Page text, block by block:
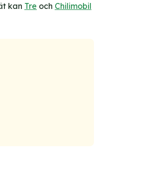
kan Tre och Chilimobil